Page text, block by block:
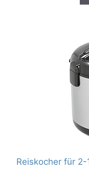
Reiskocher für